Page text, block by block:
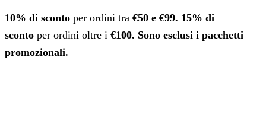
10% di sconto per ordini tra €50 e €99. 15% di
sconto per ordini oltre i €100. Sono esclusi i pacchetti
promozionali.